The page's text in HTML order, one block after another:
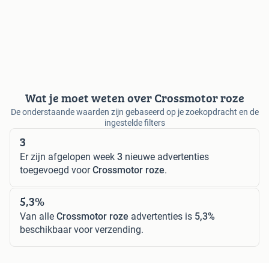
Wat je moet weten over Crossmotor roze
De onderstaande waarden zijn gebaseerd op je zoekopdracht en de
ingestelde filters
3
Er zijn afgelopen week 3 nieuwe advertenties
toegevoegd voorCrossmotor roze.
5,3%
Van alle Crossmotor roze advertenties is 5,3%
beschikbaar voor verzending.